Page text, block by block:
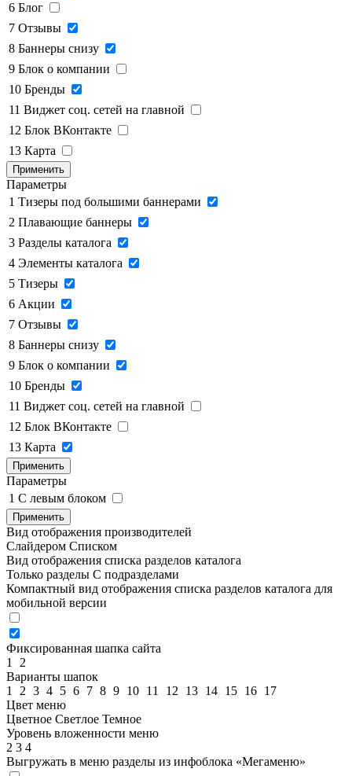
6 Блог
7 Отзывы
8 Баннеры снизу
9 Блок о компании
10 Бренды
11 Виджет соц. сетей на главной
12 Блок ВКонтакте
13 Карта
Применить
Параметры
1 Тизеры под большими баннерами
2 Плавающие баннеры
3 Разделы каталога
4 Элементы каталога
5 Тизеры
6 Акции
7 Отзывы
8 Баннеры снизу
9 Блок о компании
10 Бренды
11 Виджет соц. сетей на главной
12 Блок ВКонтакте
13 Карта
Применить
Параметры
1 C левым блоком
Применить
Вид отображения производителей
Слайдером Списком
Вид отображения списка разделов каталога
Только разделы С подразделами
Компактный вид отображения списка разделов каталога для
мобильной версии
Фиксированная шапка сайта
1
2
Варианты шапок
1
2 3 4 5 6 7 8 9 10 11 12 13 14 15 16 17
Цвет меню
Цветное Светлое Темное
Уровень вложенности меню
2 3 4
Выгружать в меню разделы из инфоблока «Мегаменю»